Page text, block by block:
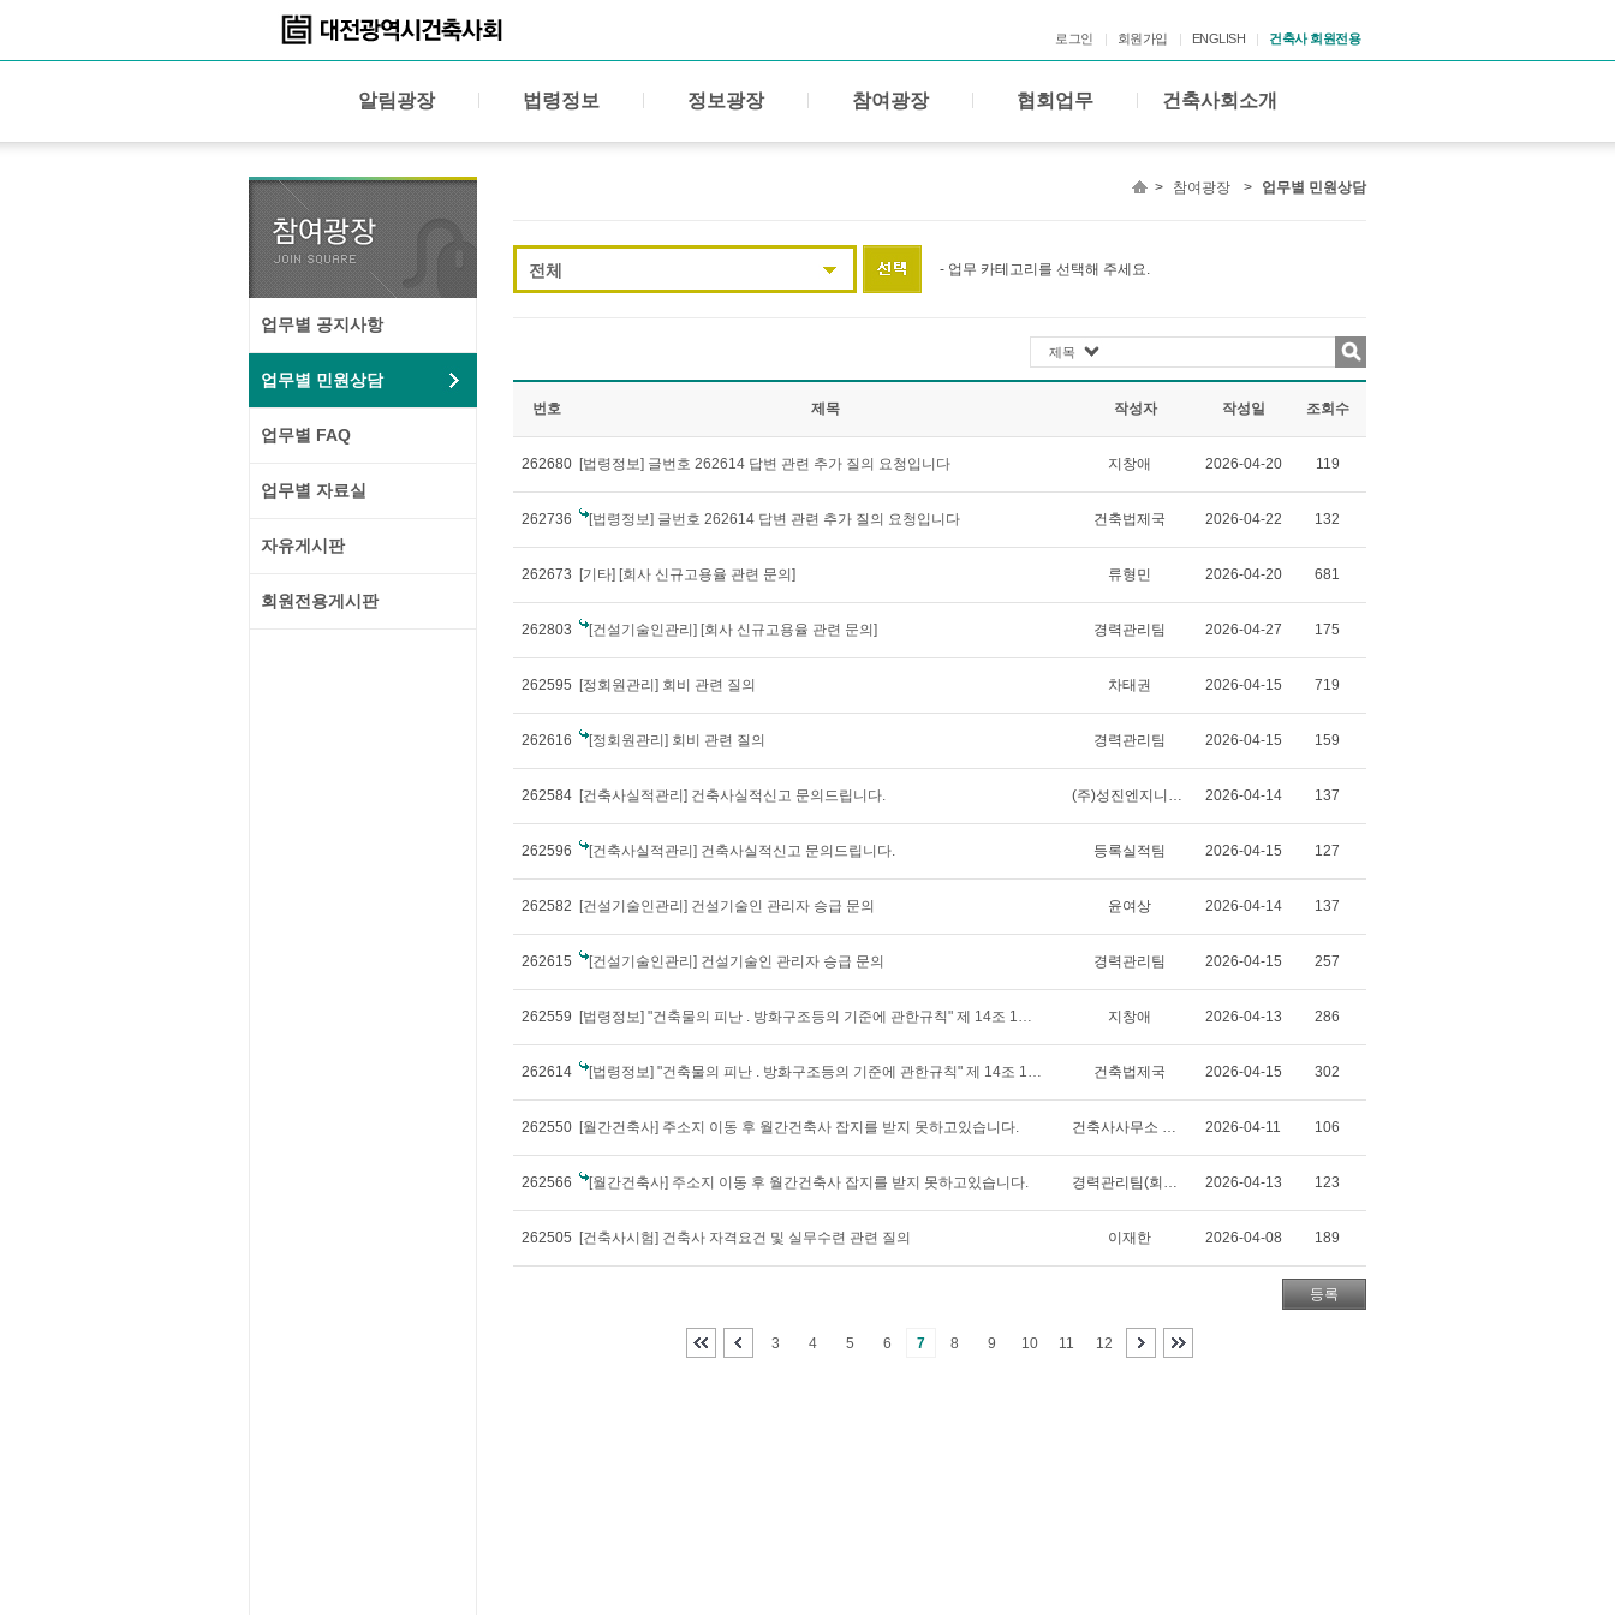
로그인 회원가입 ENGLISH 건축사 회원전용
알림광장 법령정보 정보광장 참여광장 협회업무 건축사회소개
업무별 공지사항
업무별 민원상담
업무별 FAQ
업무별 자료실
자유게시판
회원전용게시판
> 참여광장 > 업무별 민원상담
전체 - 업무 카테고리를 선택해 주세요.
제목
번호 제목 작성자 작성일 조회수
262680 [법령정보] 글번호 262614 답변 관련 추가 질의 요청입니다 지창애 2026-04-20 119
262736 [법령정보] 글번호 262614 답변 관련 추가 질의 요청입니다 건축법제국 2026-04-22 132
262673 [기타] [회사 신규고용율 관련 문의] 류형민 2026-04-20 681
262803 [건설기술인관리] [회사 신규고용율 관련 문의] 경력관리팀 2026-04-27 175
262595 [정회원관리] 회비 관련 질의 차태권 2026-04-15 719
262616 [정회원관리] 회비 관련 질의 경력관리팀 2026-04-15 159
262584 [건축사실적관리] 건축사실적신고 문의드립니다. (주)성진엔지니어링 건축사사무소 2026-04-14 137
262596 [건축사실적관리] 건축사실적신고 문의드립니다. 등록실적팀 2026-04-15 127
262582 [건설기술인관리] 건설기술인 관리자 승급 문의 윤여상 2026-04-14 137
262615 [건설기술인관리] 건설기술인 관리자 승급 문의 경력관리팀 2026-04-15 257
262559 [법령정보] "건축물의 피난 . 방화구조등의 기준에 관한규칙" 제 14조 1항 2호관련 질의 지창애 2026-04-13 286
262614 [법령정보] "건축물의 피난 . 방화구조등의 기준에 관한규칙" 제 14조 1항 2호관련 질의 건축법제국 2026-04-15 302
262550 [월간건축사] 주소지 이동 후 월간건축사 잡지를 받지 못하고있습니다. 건축사사무소 해오아틀리에 2026-04-11 106
262566 [월간건축사] 주소지 이동 후 월간건축사 잡지를 받지 못하고있습니다. 경력관리팀(회원,사보) 2026-04-13 123
262505 [건축사시험] 건축사 자격요건 및 실무수련 관련 질의 이재한 2026-04-08 189
등록
3 4 5 6 7 8 9 10 11 12